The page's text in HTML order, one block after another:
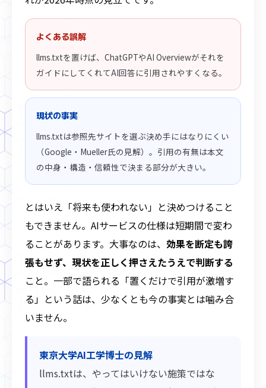
よくある誤解
llms.txtを置けば、ChatGPTやAI Overviewがそれを
ガイドにしてくれてAI回答に引用されやすくなる。
現状の事実
llms.txtは参照先サイトを選ぶ決め手にはなりにくい
（Google・Mueller氏の見解）。引用の有無は本文
の中身・構造・信頼性で決まる部分が大きい。
とはいえ「将来も使われない」と決めつけること
もできません。AIサービスの仕様は短期間で変わ
ることがあります。大事なのは、 効果を断定も誇
張もせず、現状を正しく押さえたうえで判断する
こと。一部で語られる「置くだけで引用が激増す
る」という話は、少なくとも今の事実とは噛み合
いません。
東京大学AI工学博士の見解
llms.txtは、やってはいけない施策ではな